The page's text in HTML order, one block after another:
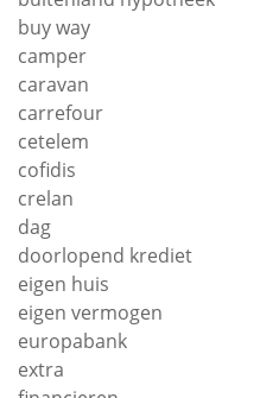
buy way
camper
caravan
carrefour
cetelem
cofidis
crelan
dag
doorlopend krediet
eigen huis
eigen vermogen
europabank
extra